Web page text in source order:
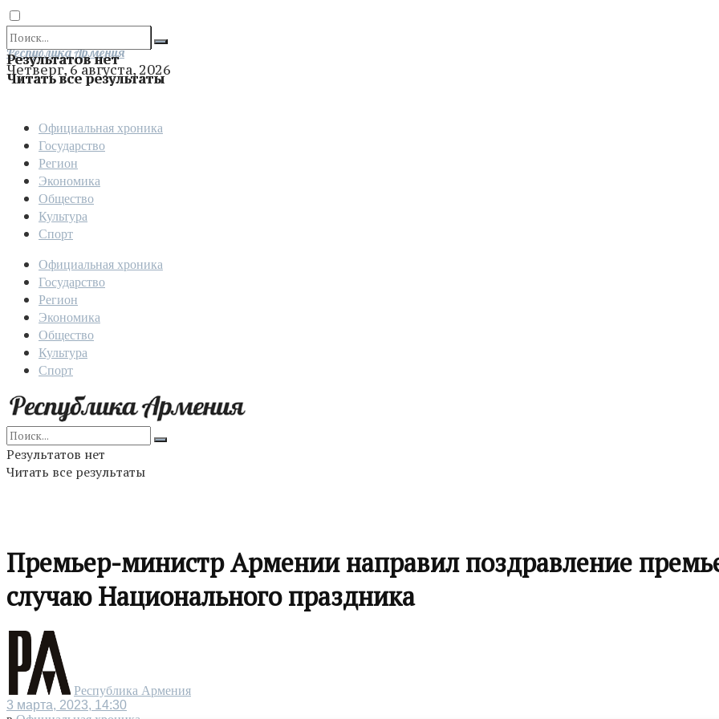
Результатов нет
Читать все результаты
Отправить
Республика Армения
Четверг, 6 августа, 2026
Официальная хроника
Государство
Регион
Экономика
Общество
Культура
Спорт
Официальная хроника
Государство
Регион
Экономика
Общество
Культура
Спорт
Результатов нет
Читать все результаты
Премьер-министр Армении направил поздравление
случаю Национального праздника
Республика Армения
3 марта, 2023, 14:30